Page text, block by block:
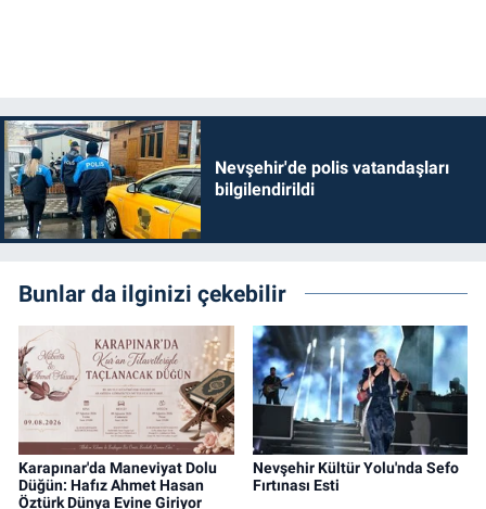
Nevşehir'de polis vatandaşları
bilgilendirildi
Bunlar da ilginizi çekebilir
Karapınar'da Maneviyat Dolu
Düğün: Hafız Ahmet Hasan
Öztürk Dünya Evine Giriyor
Nevşehir Kültür Yolu'nda Sefo
Fırtınası Esti